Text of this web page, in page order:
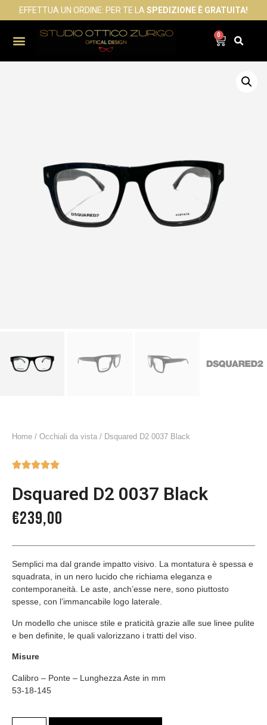
EFFETTUA UN ORDINE: PER TE LA SPEDIZIONE È GRATUITA!
0
Home / Occhiali da vista / Dsquared D2 0037 Black

Dsquared D2 0037 Black
€239,00
Semplici ma dal grande impatto visivo. La montatura è spessa e
squadrata, in un nero lucido che richiama eleganza e
contemporaneità. Le aste, anch’esse nere, sono piuttosto
spesse, con l’immancabile logo laterale.
Un modello che unisce stile e praticità grazie alle sue linee pulite
e ben definite, le quali valorizzano i tratti del viso.
Misure
Calibro – Ponte – Lunghezza Aste in mm
53-18-145